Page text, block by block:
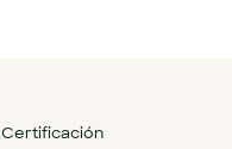
Certificación